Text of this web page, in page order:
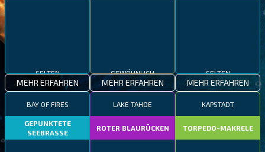
SELTEN
MEHR ERFAHREN
GEWÖHNLICH
MEHR ERFAHREN
SELTEN
MEHR ERFAHREN
BAY OF FIRES
GEPUNKTETE
SEEBRASSE
LAKE TAHOE
ROTER BLAURÜCKEN
KAPSTADT
TORPEDO-MAKRELE